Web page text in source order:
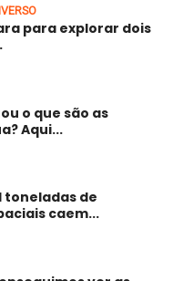
para explorar dois
o que são as
Aqui...
toneladas de
caem...